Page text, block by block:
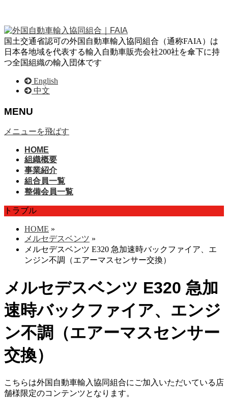
国土交通省認可の外国自動車輸入協同組合（通称FAIA）は
日本各地域を代表する輸入自動車販売会社200社を傘下に持
つ全国組織の輸入団体です
English
中文
MENU
メニューを飛ばす
HOME
組織概要
事業紹介
組合員一覧
整備会員一覧
トラブル
HOME »
メルセデスベンツ »
メルセデスベンツ E320 急加速時バックファイア、エ
ンジン不調（エアーマスセンサー交換）
メルセデスベンツ E320 急加
速時バックファイア、エンジ
ン不調（エアーマスセンサー
交換）
こちらは外国自動車輸入協同組合にご加入いただいている店
舗様限定のコンテンツとなります。